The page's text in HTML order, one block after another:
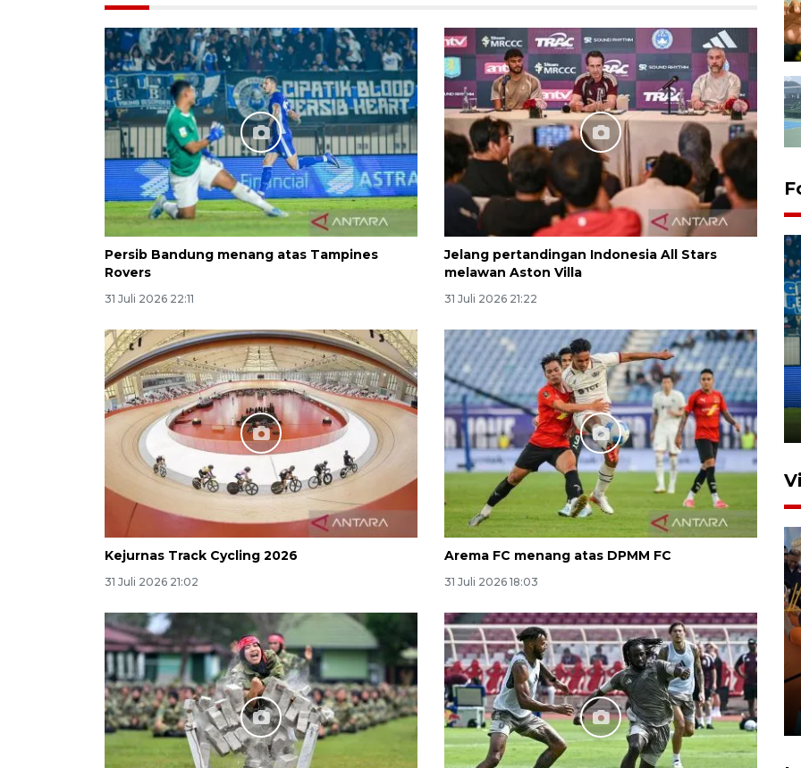
Persib Bandung menang atas Tampines
Rovers
31 Juli 2026 22:11
Jelang pertandingan Indonesia All Stars
melawan Aston Villa
31 Juli 2026 21:22
Kejurnas Track Cycling 2026
31 Juli 2026 21:02
Arema FC menang atas DPMM FC
31 Juli 2026 18:03
Penutupan latihan bela negara
dan manajerial SPPI di
Balikpapan
31 Juli 2026 18:01
Taklukkan DPMM FC, Persib
amankan tiket semifinal Piala
Presiden
29 Juli 2026 01:36